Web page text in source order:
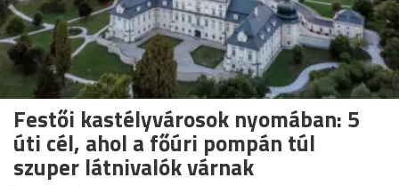
Festői kastélyvárosok nyomában: 5
úti cél, ahol a főúri pompán túl
szuper látnivalók várnak